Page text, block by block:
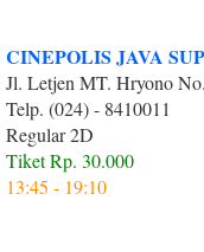
CINEPOLIS JAVA
Jl. Letjen MT. Hryono
Telp. (024) - 8410011
Regular 2D
Tiket Rp. 30.000
13:45 - 19:10